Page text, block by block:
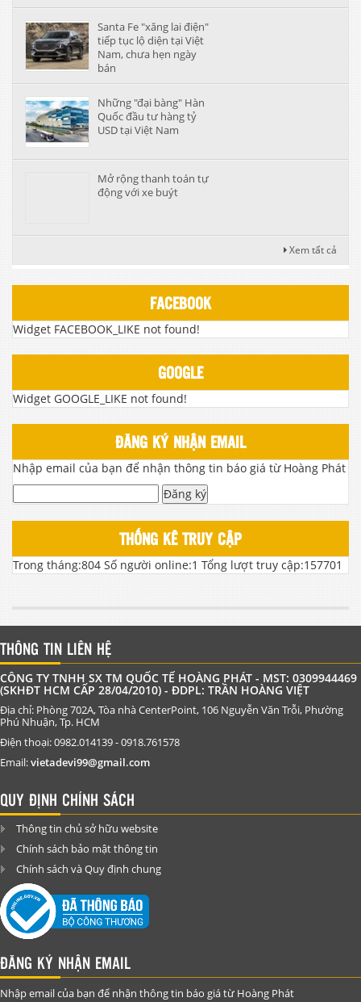
Santa Fe "xăng lai điện"
tiếp tục lộ diện tại Việt
Nam, chưa hẹn ngày
bán
Những "đại bàng" Hàn
Quốc đầu tư hàng tỷ
USD tại Việt Nam
Mở rộng thanh toán tự
động với xe buýt
Xem tất cả
FACEBOOK
Widget FACEBOOK_LIKE not found!
GOOGLE
Widget GOOGLE_LIKE not found!
ĐĂNG KÝ NHẬN EMAIL
Nhập email của bạn để nhận thông tin báo giá từ Hoàng Phát
Đăng ký
THỐNG KÊ TRUY CẬP
Trong tháng:804 Số người online:1 Tổng lượt truy cập:157701
THÔNG TIN LIÊN HỆ
CÔNG TY TNHH SX TM QUỐC TẾ HOÀNG PHÁT - MST: 0309944469
(SKHĐT HCM CẤP 28/04/2010) - ĐDPL: TRẦN HOÀNG VIỆT
Địa chỉ: Phòng 702A, Tòa nhà CenterPoint, 106 Nguyễn Văn Trỗi, Phường
Phú Nhuận, Tp. HCM
Điện thoại: 0982.014139 - 0918.761578
Email:vietadevi99@gmail.com
QUY ĐỊNH CHÍNH SÁCH
Thông tin chủ sở hữu website
Chính sách bảo mật thông tin
Chính sách và Quy định chung
ĐĂNG KÝ NHẬN EMAIL
Nhập email của bạn để nhận thông tin báo giá từ Hoàng Phát